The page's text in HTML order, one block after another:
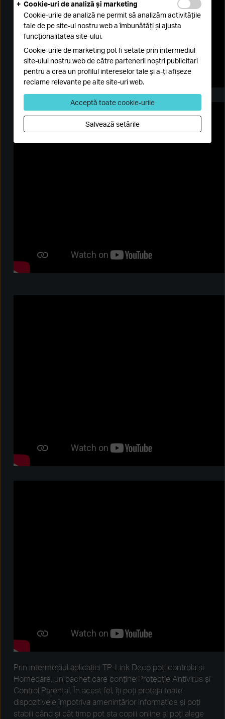
Prin intermediul aplicației TP-Link Deco poți controla și
Homecare, un pachet care conține Protecție Antivirus și
Control Parental. În acest fel, îți poți proteja toate
dispozitivele împotriva amenințărior informatice și poți
stabili când și cât timp pot sta copiii online și poți alege
Cookie-uri de analiză și marketing
Cookie-urile de analiză ne permit să analizăm activitățile
tale de pe site-ul nostru web a îmbunătăți și ajusta
funcționalitatea site-ului.
Cookie-urile de marketing pot fi setate prin intermediul
site-ului nostru web de către partenerii noștri publicitari
pentru a crea un profilul intereselor tale și a-ți afișeze
reclame relevante pe alte site-uri web.
Acceptă toate cookie-urile
Salvează setările